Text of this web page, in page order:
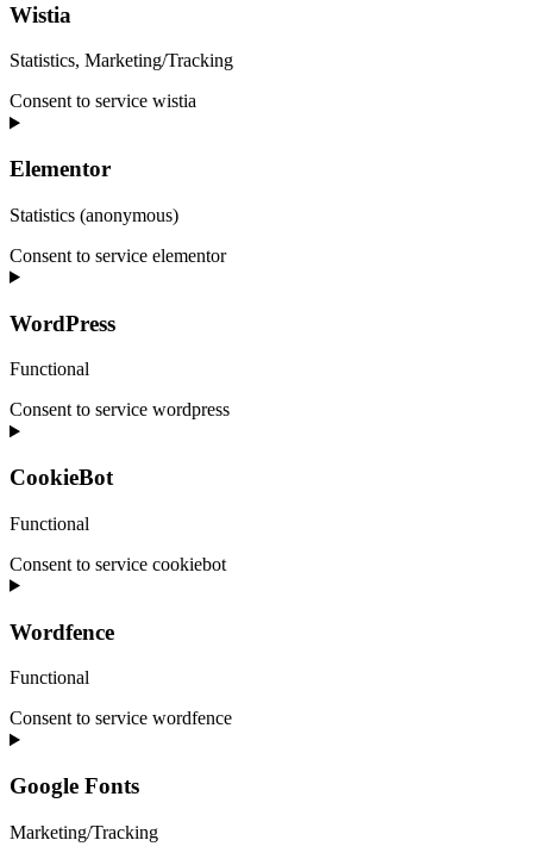
Wistia
Statistics, Marketing/Tracking
Consent to service wistia
Elementor
Statistics (anonymous)
Consent to service elementor
WordPress
Functional
Consent to service wordpress
CookieBot
Functional
Consent to service cookiebot
Wordfence
Functional
Consent to service wordfence
Google Fonts
Marketing/Tracking